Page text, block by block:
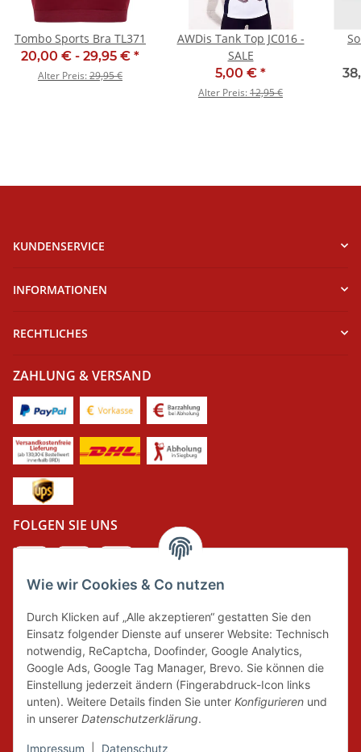
Wie wir Cookies & Co nutzen
Durch Klicken auf „Alle akzeptieren“ gestatten Sie den
Einsatz folgender Dienste auf unserer Website: Technisch
notwendig, ReCaptcha, Doofinder, Google Analytics,
Google Ads, Google Tag Manager, Brevo. Sie können die
Einstellung jederzeit ändern (Fingerabdruck-Icon links
unten). Weitere Details finden Sie unter Konfigurieren und
in unserer Datenschutzerklärung.
Impressum Datenschutz
Tombo Sports Bra TL371
20,00 € - 29,95 € *
Alter Preis:29,95 €
AWDis Tank Top JC016 -
SALE
5,00 € *
Alter Preis:12,95 €
KUNDENSERVICE
INFORMATIONEN
RECHTLICHES
ZAHLUNG & VERSAND
FOLGEN SIE UNS
Wir tragen Verantwortung und erfüllen unsere
Pflichten zur Systembeteiligung nach dem
Verpackungsgesetz.
FAIRCOMMERCE